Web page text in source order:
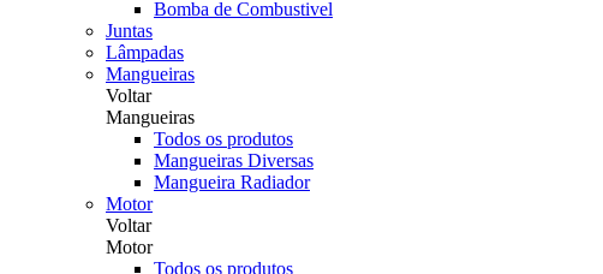
Bomba de Combustivel
Juntas
Lâmpadas
Mangueiras
Voltar
Mangueiras
Todos os produtos
Mangueiras Diversas
Mangueira Radiador
Motor
Voltar
Motor
Todos os produtos